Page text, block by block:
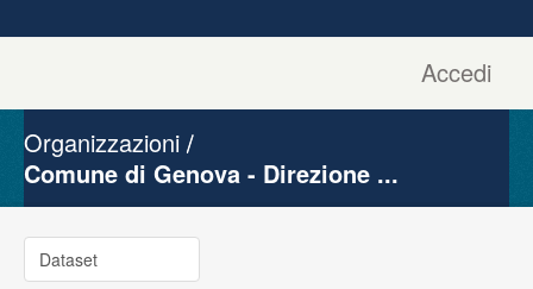
Accedi
Gruppi
Organizzazioni
Comune di Genova - Direzione ...
Dataset